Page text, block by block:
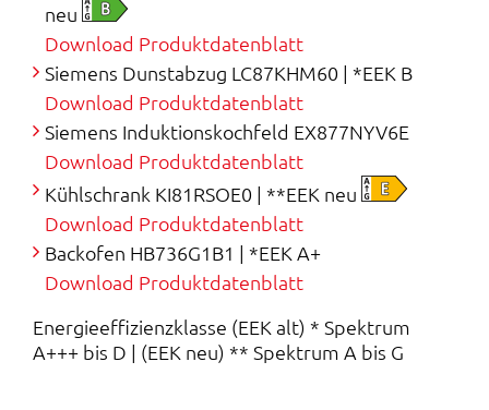
5
6
7
,
0
0
€
.
neu
Download Produktdatenblatt
Siemens Dunstabzug LC87KHM60 | *EEK B
Download Produktdatenblatt
Siemens Induktionskochfeld EX877NYV6E
Download Produktdatenblatt
Kühlschrank KI81RSOE0 | **EEK neu
Download Produktdatenblatt
Backofen HB736G1B1 | *EEK A+
Download Produktdatenblatt
Energieeffizienzklasse (EEK alt) * Spektrum
A+++ bis D | (EEK neu) ** Spektrum A bis G